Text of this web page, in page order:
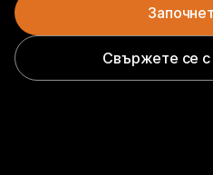
Свържете се